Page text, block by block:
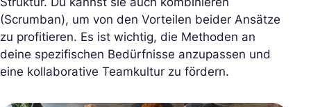
(Scrumban), um von den Vorteilen beider Ansätze
zu profitieren. Es ist wichtig, die Methoden an
deine spezifischen Bedürfnisse anzupassen und
eine kollaborative Teamkultur zu fördern.